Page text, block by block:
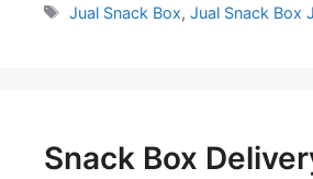
Jual Snack Box,Jual Snack Box
Snack Box